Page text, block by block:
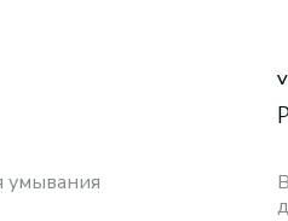
умывания